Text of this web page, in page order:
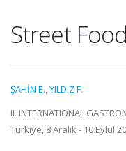
Street
ŞAHİN E.,YILDIZ F.
II. INTERNATIONAL
Türkiye, 8 Aralık - 10 Eylül